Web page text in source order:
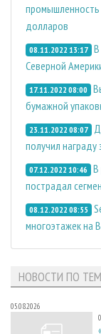
долларов
08.11.2022 13:17
Северной
17.11.2022 08:00
бумажной
23.11.2022 08:07
получил награду
07.12.2022 10:46 В
пострадал
08.12.2022 08:55
многоэтажек на
НОВОСТИ ПО
05.08.2026